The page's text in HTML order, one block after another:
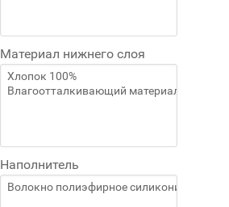
Материал нижнего слоя
Наполнитель